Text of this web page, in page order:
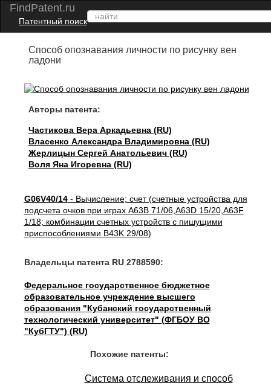
FindPatent.ru
Патентный поиск
Способ опознавания личности по рисунку вен
ладони
Авторы патента:
Частикова Вера Аркадьевна (RU)
Власенко Александра Владимировна (RU)
Жерлицын Сергей Анатольевич (RU)
Воля Яна Игоревна (RU)
G06V40/14- Вычисление; счет (счетные устройства для
подсчета очков при играх A63B 71/06,A63D 15/20,A63F
1/18; комбинации счетных устройств с пишущими
приспособлениями B43K 29/08)
Владельцы патента RU 2788590:
Федеральное государственное бюджетное
образовательное учреждение высшего
образования "Кубанский государственный
технологический университет" (ФГБОУ ВО
"КубГТУ") (RU)
Похожие патенты:
Система отслеживания и способ